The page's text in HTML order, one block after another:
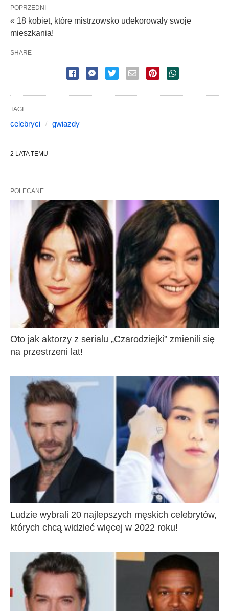
POPRZEDNI
« 18 kobiet, które mistrzowsko udekorowały swoje
mieszkania!
SHARE
TAGI:
celebryci gwiazdy
2 LATA TEMU
POLECANE
Oto jak aktorzy z serialu „Czarodziejki” zmienili się
na przestrzeni lat!
Ludzie wybrali 20 najlepszych męskich celebrytów,
których chcą widzieć więcej w 2022 roku!